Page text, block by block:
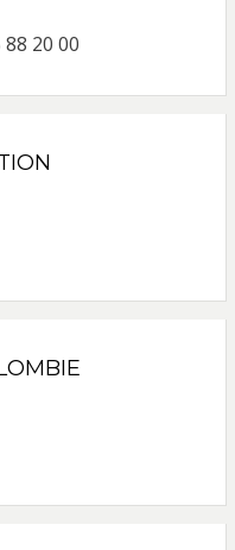
88 20 00